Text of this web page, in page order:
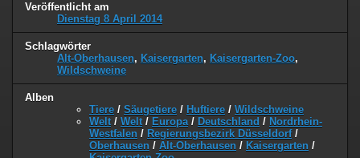
Veröffentlicht am
Dienstag 8 April 2014
Schlagwörter
Alt-Oberhausen, Kaisergarten, Kaisergarten-Zoo,
Wildschweine
Alben
Tiere / Säugetiere / Huftiere / Wildschweine
Welt / Welt / Europa / Deutschland / Nordrhein-
Westfalen / Regierungsbezirk Düsseldorf/
Oberhausen / Alt-Oberhausen / Kaisergarten /